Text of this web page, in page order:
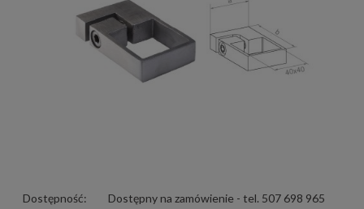
Dostępność:
Dostępny na zamówienie - tel. 507 698 965